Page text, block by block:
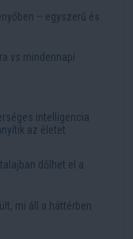
– egyszerű és
vs mindennapi
intelligencia
az életet
dőlhet el a
mi áll a háttérben